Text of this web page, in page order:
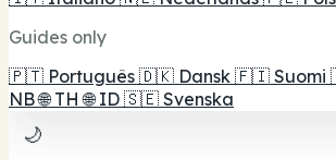
Guides only
🇵🇹 Português 🇩🇰 Dansk 🇫🇮 Suomi
NB 🌐 TH 🌐 ID 🇸🇪 Svenska
🌙